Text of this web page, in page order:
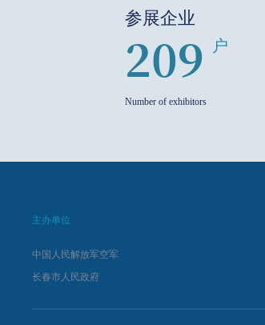
参展企业
209 户
Number of exhibitors
主办单位
中国人民解放军空军
长春市人民政府